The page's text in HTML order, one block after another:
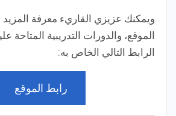
ويمكنك عزيزي القاريء معرفة
الموقع، والدورات التدريبية المتاحة
الرابط التالي الخاص به:
رابط الموقع